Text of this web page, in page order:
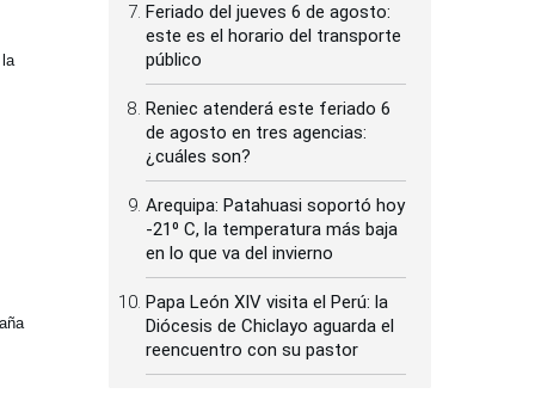
Feriado del jueves 6 de agosto:
este es el horario del transporte
público
Reniec atenderá este feriado 6
de agosto en tres agencias:
¿cuáles son?
Arequipa: Patahuasi soportó hoy
-21⁰ C, la temperatura más baja
en lo que va del invierno
Papa León XIV visita el Perú: la
Diócesis de Chiclayo aguarda el
reencuentro con su pastor